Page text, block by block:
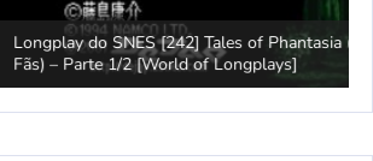
[242] Tales of Phantasia (JP) (Tradução de
of Longplays]